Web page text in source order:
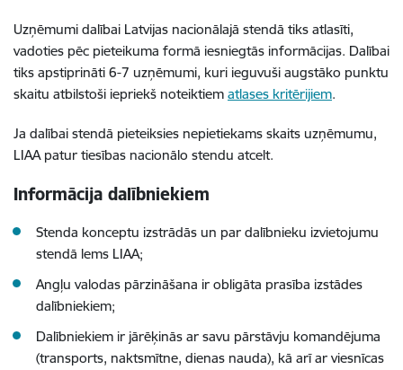
Uzņēmumi dalībai Latvijas nacionālajā stendā tiks atlasīti,
vadoties pēc pieteikuma formā iesniegtās informācijas. Dalībai
tiks apstiprināti 6-7 uzņēmumi, kuri ieguvuši augstāko punktu
skaitu atbilstoši iepriekš noteiktiem atlases kritērijiem.
Ja dalībai stendā pieteiksies nepietiekams skaits uzņēmumu,
LIAA patur tiesības nacionālo stendu atcelt.
Informācija dalībniekiem
Stenda konceptu izstrādās un par dalībnieku izvietojumu
stendā lems LIAA;
Angļu valodas pārzināšana ir obligāta prasība izstādes
dalībniekiem;
Dalībniekiem ir jārēķinās ar savu pārstāvju komandējuma
(transports, naktsmītne, dienas nauda), kā arī ar viesnīcas